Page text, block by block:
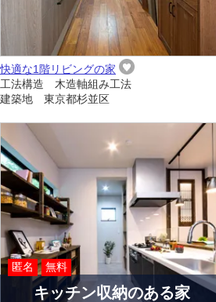
快適な1階リビングの家
工法構造 木造軸組み工法
建築地 東京都杉並区
匿名 無料
キッチン収納のある家